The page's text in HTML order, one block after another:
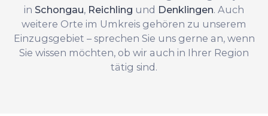
in Schongau, Reichling und Denklingen. Auch
weitere Orte im Umkreis gehören zu unserem
Einzugsgebiet – sprechen Sie uns gerne an, wenn
Sie wissen möchten, ob wir auch in Ihrer Region
tätig sind.